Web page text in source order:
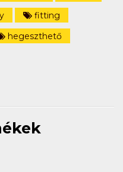
fitting
hegeszthető